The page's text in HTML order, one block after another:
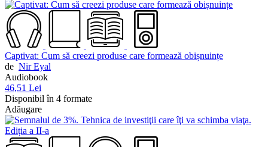
Captivat: Cum să creezi produse care formează obișnuințe
de Nir Eyal
Audiobook
46,51 Lei
Disponibil în 4 formate
Adăugare